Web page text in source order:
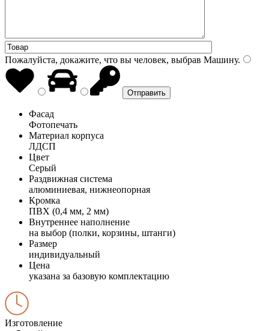
Пожалуйста, докажите, что вы человек, выбрав Машину.
Фасад
Фотопечать
Материал корпуса
ЛДСП
Цвет
Серый
Раздвижная система
алюминиевая, нижнеопорная
Кромка
ПВХ (0,4 мм, 2 мм)
Внутреннее наполнение
на выбор (полки, корзины, штанги)
Размер
индивидуальный
Цена
указана за базовую комплектацию
Изготовление